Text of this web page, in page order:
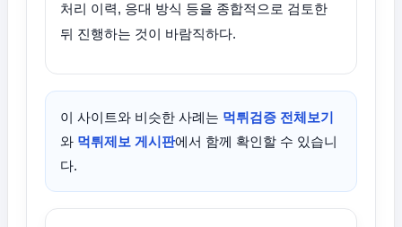
처리 이력, 응대 방식 등을 종합적으로 검토한
뒤 진행하는 것이 바람직하다.
이 사이트와 비슷한 사례는 먹튀검증 전체보기
와 먹튀제보 게시판에서 함께 확인할 수 있습니
다.